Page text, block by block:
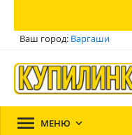
Ваш город: Варгаши
 МЕНЮ 